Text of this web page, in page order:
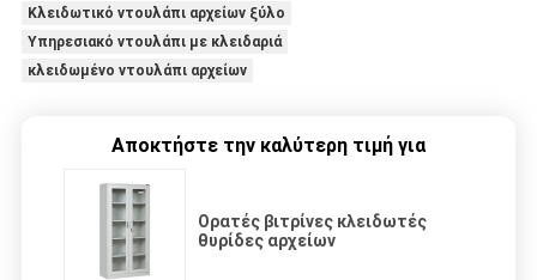
Κλειδωτικό ντουλάπι αρχείων ξύλο
Υπηρεσιακό ντουλάπι με κλειδαριά
κλειδωμένο ντουλάπι αρχείων
Αποκτήστε την καλύτερη τιμή για
Ορατές βιτρίνες κλειδωτές
θυρίδες αρχείων